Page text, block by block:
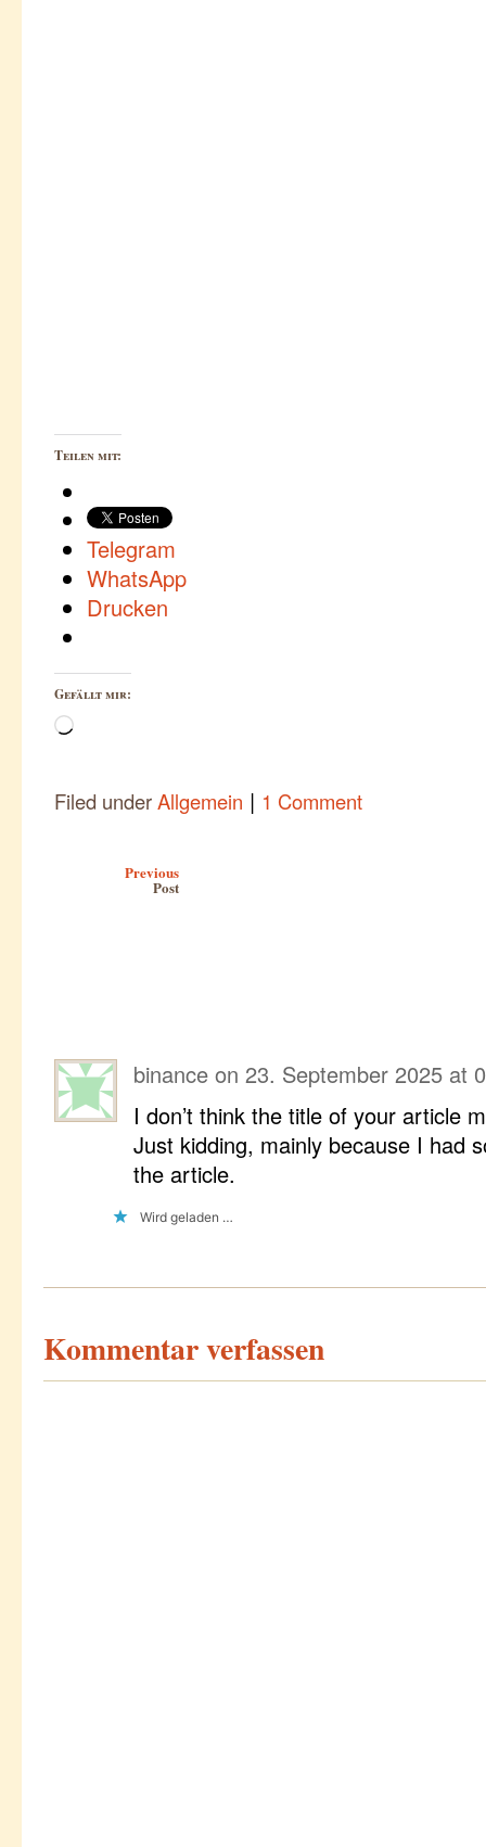
Teilen mit:
Telegram
WhatsApp
Drucken
Gefällt mir:
Wird
Filed underAllgemein | 1 Comment
Previous
Post
binance on 23. September 2025 at
I don’t think the title of your article
Just kidding, mainly because I had
the article.
Wird geladen …
Kommentar verfassen